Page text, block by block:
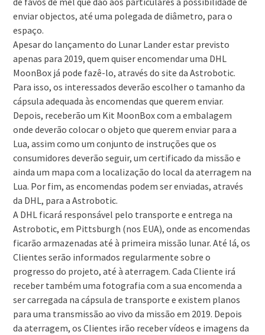
enviar objectos, até uma polegada de diâmetro, para o
espaço.
Apesar do lançamento do Lunar Lander estar previsto
apenas para 2019, quem quiser encomendar uma DHL
MoonBox já pode fazê-lo, através do site da Astrobotic.
Para isso, os interessados deverão escolher o tamanho da
cápsula adequada às encomendas que querem enviar.
Depois, receberão um Kit MoonBox com a embalagem
onde deverão colocar o objeto que querem enviar para a
Lua, assim como um conjunto de instruções que os
consumidores deverão seguir, um certificado da missão e
ainda um mapa com a localização do local da aterragem na
Lua. Por fim, as encomendas podem ser enviadas, através
da DHL, para a Astrobotic.
A DHL ficará responsável pelo transporte e entrega na
Astrobotic, em Pittsburgh (nos EUA), onde as encomendas
ficarão armazenadas até à primeira missão lunar. Até lá, os
Clientes serão informados regularmente sobre o
progresso do projeto, até à aterragem. Cada Cliente irá
receber também uma fotografia com a sua encomenda a
ser carregada na cápsula de transporte e existem planos
para uma transmissão ao vivo da missão em 2019. Depois
da aterragem, os Clientes irão receber vídeos e imagens da